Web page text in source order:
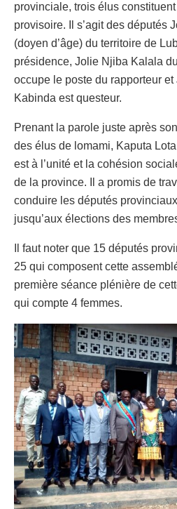
provinciale, trois élus
provisoire. Il s’agit des députés
(doyen d’âge) du territoire de
présidence, Jolie Njiba Kalala
occupe le poste du rapporteur
Kabinda est questeur.
Prenant la parole juste après
des élus de lomami, Kaputa
est à l’unité et la cohésion
de la province. Il a promis de
conduire les députés
jusqu’aux élections des
Il faut noter que 15 députés
25 qui composent cette
première séance plénière de
qui compte 4 femmes.